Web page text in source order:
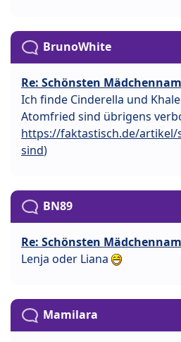
BrunoWhite
Re: Schönsten
Ich finde Cinderella und
Atomfried sind übrigens
https://faktastisch.de/artikel/
sind)
BN89
Re: Schönsten
Lenja oder Liana
Mamilara